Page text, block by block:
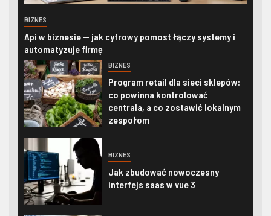
BIZNES
Api w biznesie — jak cyfrowy pomost łączy systemy i
automatyzuje firmę
BIZNES
Program retail dla sieci sklepów:
co powinna kontrolować
centrala, a co zostawić lokalnym
zespołom
BIZNES
Jak zbudować nowoczesny
interfejs saas w vue 3